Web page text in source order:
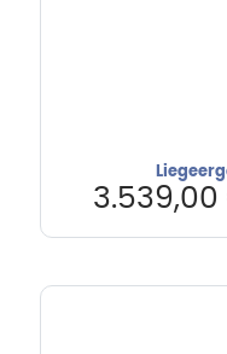
3.539,00